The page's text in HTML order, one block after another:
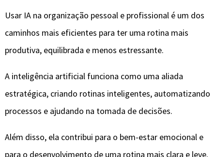
Usar IA na organização pessoal e profissional é um dos
caminhos mais eficientes para ter uma rotina mais
produtiva, equilibrada e menos estressante.
A inteligência artificial funciona como uma aliada
estratégica, criando rotinas inteligentes, automatizando
processos e ajudando na tomada de decisões.
Além disso, ela contribui para o bem-estar emocional e
para o desenvolvimento de uma rotina mais clara e leve.